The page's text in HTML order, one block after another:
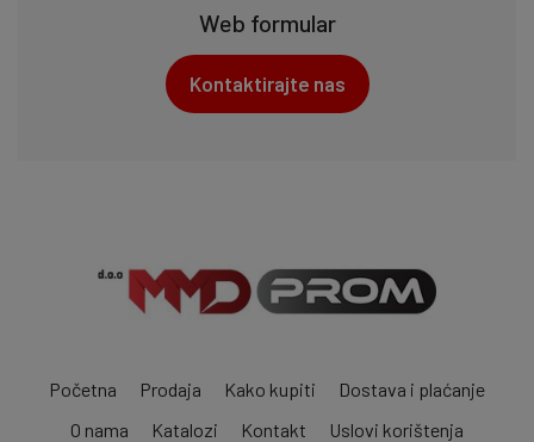
Web formular
Kontaktirajte nas
Početna Prodaja Kako kupiti
Dostava i plaćanje
O nama
Katalozi Kontakt
Uslovi korištenja